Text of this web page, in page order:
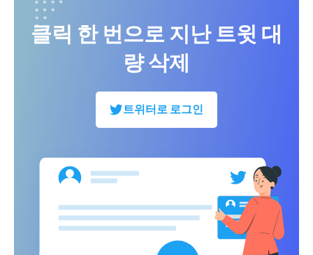
클릭 한 번으로 지난 트윗 대
량 삭제
트위터로 로그인